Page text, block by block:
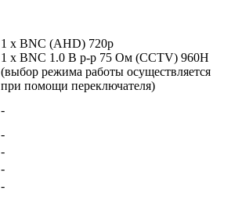
1 x BNC (AHD) 720p
1 x BNC 1.0 В р-р 75 Ом (CCTV) 960Н
(выбор режима работы осуществляется
при помощи переключателя)
-
-
-
-
-